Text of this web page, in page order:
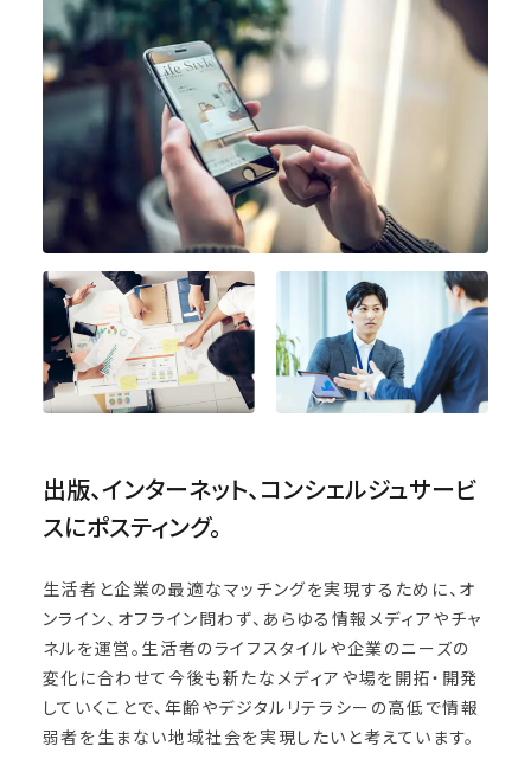
出版、インターネット、コンシェルジュサービ
スにポスティング。
生活者と企業の最適なマッチングを実現するために、オ
ンライン、オフライン問わず、あらゆる情報メディアやチャ
ネルを運営。生活者のライフスタイルや企業のニーズの
変化に合わせて今後も新たなメディアや場を開拓・開発
していくことで、年齢やデジタルリテラシーの高低で情報
弱者を生まない地域社会を実現したいと考えています。